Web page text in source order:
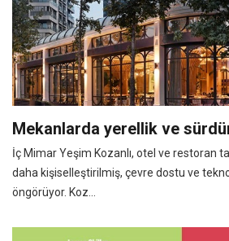
Mekanlarda yerellik ve
İç Mimar Yeşim Kozanlı, otel ve restoran
daha kişiselleştirilmiş, çevre dostu ve
öngörüyor. Koz...